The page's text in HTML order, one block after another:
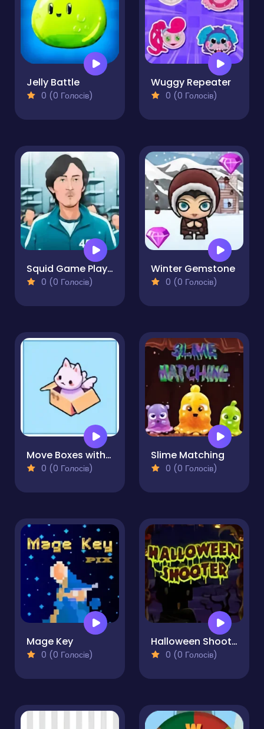
Jelly Battle
0 (0 Голосів)
Wuggy Repeater
0 (0 Голосів)
Squid Game Player 456 Sliding
0 (0 Голосів)
Winter Gemstone
0 (0 Голосів)
Move Boxes with Cat
0 (0 Голосів)
Slime Matching
0 (0 Голосів)
Mage Key
0 (0 Голосів)
Halloween Shooter
0 (0 Голосів)